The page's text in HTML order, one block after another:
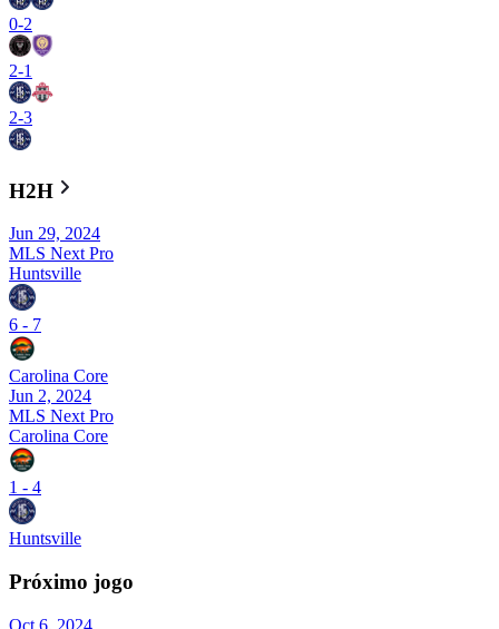
0-2
2-1
2-3
H2H
Jun 29, 2024
MLS Next Pro
Huntsville
6 - 7
Carolina Core
Jun 2, 2024
MLS Next Pro
Carolina Core
1 - 4
Huntsville
Próximo jogo
Oct 6, 2024